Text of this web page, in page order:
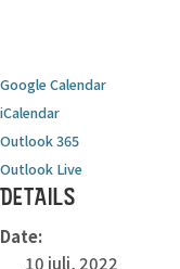
Google Calendar
iCalendar
Outlook 365
Outlook Live
DETAILS
Date:
10 juli, 2022